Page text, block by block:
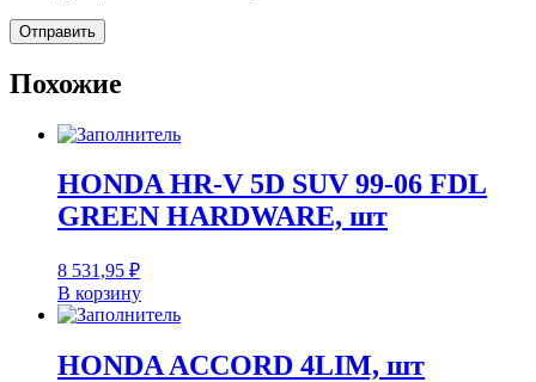
Похожие
HONDA HR-V 5D SUV 99-06 FDL
GREEN HARDWARE, шт
8 531,95 ₽
В корзину
HONDA ACCORD 4LIM, шт